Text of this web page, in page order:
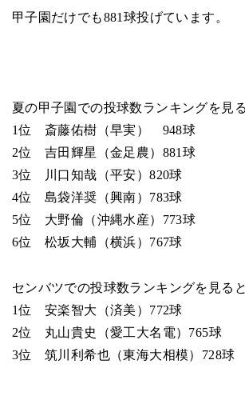
甲子園だけでも881球投げています。
夏の甲子園での投球数ランキングを見
1位 斎藤佑樹（早実） 948球
2位 吉田輝星（金足農）881球
3位 川口知哉（平安）820球
4位 島袋洋奨（興南）783球
5位 大野倫（沖縄水産）773球
6位 松坂大輔（横浜）767球
センバツでの投球数ランキングを見ると
1位 安楽智大（済美）772球
2位 丸山貴史（愛工大名電）765球
3位 筑川利希也（東海大相模）728球